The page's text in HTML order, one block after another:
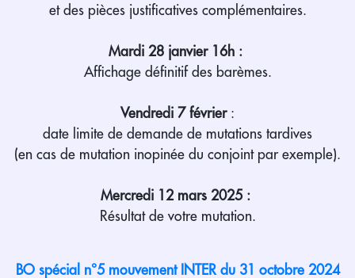
et des pièces justificatives complémentaires.
Mardi 28 janvier 16h :
Affichage définitif des barèmes.
Vendredi 7 février:
date limite de demande de mutations tardives
(en cas de mutation inopinée du conjoint par exemple).
Mercredi 12 mars 2025 :
Résultat de votre mutation.
BO spécial n°5 mouvement INTER du 31 octobre 2024